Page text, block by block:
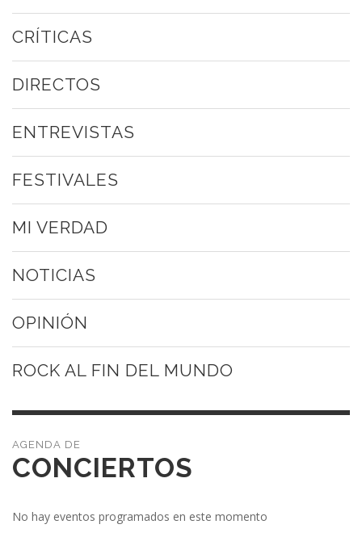
CRÍTICAS
DIRECTOS
ENTREVISTAS
FESTIVALES
MI VERDAD
NOTICIAS
OPINIÓN
ROCK AL FIN DEL MUNDO
CONCIERTOS
No hay eventos programados en este momento